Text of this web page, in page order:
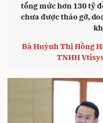
tổng mức hơn 130 tỷ
chưa được tháo gỡ,
Bà Huỳnh Thị Hồng
TNHH